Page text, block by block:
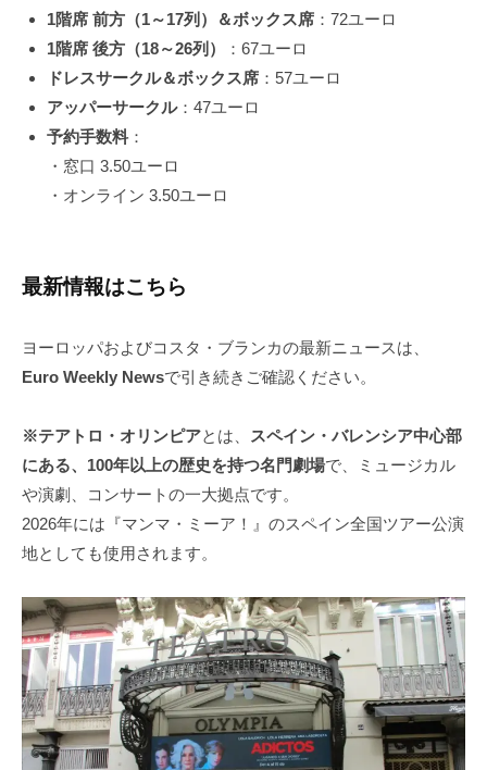
1階席 前方（1～17列）＆ボックス席：72ユーロ
1階席 後方（18～26列）
：67ユーロ
ドレスサークル＆ボックス席：57ユーロ
アッパーサークル：47ユーロ
予約手数料：
・窓口 3.50ユーロ
・オンライン 3.50ユーロ
最新情報はこちら
ヨーロッパおよびコスタ・ブランカの最新ニュースは、
Euro Weekly Newsで引き続きご確認ください。
※テアトロ・オリンピアとは、 スペイン・バレンシア中心部
にある、100年以上の歴史を持つ名門劇場で、ミュージカル
や演劇、コンサートの一大拠点です。
2026年には『マンマ・ミーア！』のスペイン全国ツアー公演
地としても使用されます。